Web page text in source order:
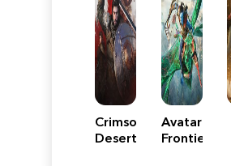
Crimson
Desert
Avatar:
Frontiers